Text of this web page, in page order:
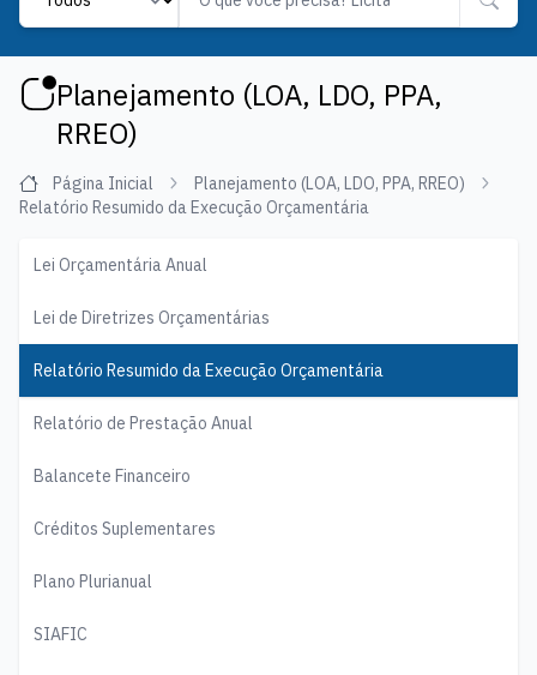
Planejamento (LOA, LDO, PPA,
RREO)
Página Inicial
Planejamento (LOA, LDO, PPA, RREO)
Relatório Resumido da Execução Orçamentária
Lei Orçamentária Anual
Lei de Diretrizes Orçamentárias
Relatório Resumido da Execução Orçamentária
Relatório de Prestação Anual
Balancete Financeiro
Créditos Suplementares
Plano Plurianual
SIAFIC